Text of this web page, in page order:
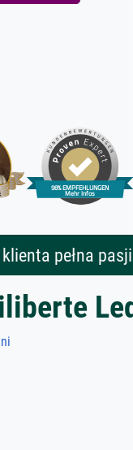
klienta pełna pasji